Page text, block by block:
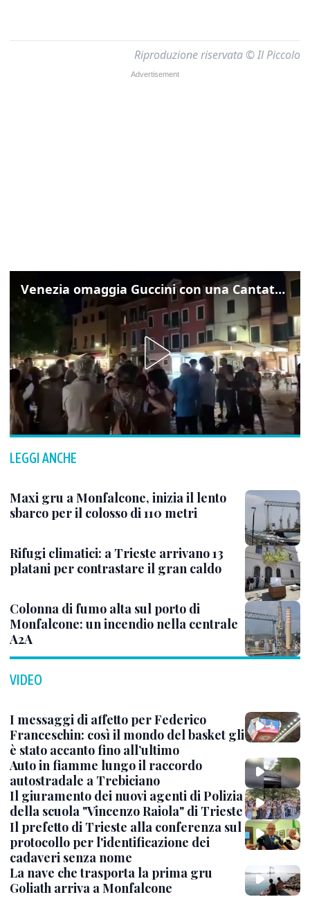
Riproduzione riservata © Il Piccolo
Venezia omaggia Guccini con una Cantata Anarchica in campo Santa Margherita
LEGGI ANCHE
Maxi gru a Monfalcone, inizia il lento
sbarco per il colosso di 110 metri
Rifugi climatici: a Trieste arrivano 13
platani per contrastare il gran caldo
Colonna di fumo alta sul porto di
Monfalcone: un incendio nella centrale
A2A
VIDEO
I messaggi di affetto per Federico
Franceschin: così il mondo del basket gli
è stato accanto fino all’ultimo
Auto in fiamme lungo il raccordo
autostradale a Trebiciano
Il giuramento dei nuovi agenti di Polizia
della scuola "Vincenzo Raiola" di Trieste
Il prefetto di Trieste alla conferenza sul
protocollo per l'identificazione dei
cadaveri senza nome
La nave che trasporta la prima gru
Goliath arriva a Monfalcone